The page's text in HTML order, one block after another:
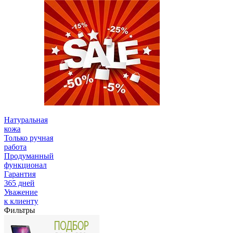
Натуральная
кожа
Только ручная
работа
Продуманный
функционал
Гарантия
365 дней
Уважение
к клиенту
Фильтры